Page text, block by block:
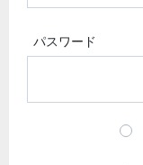
パスワード